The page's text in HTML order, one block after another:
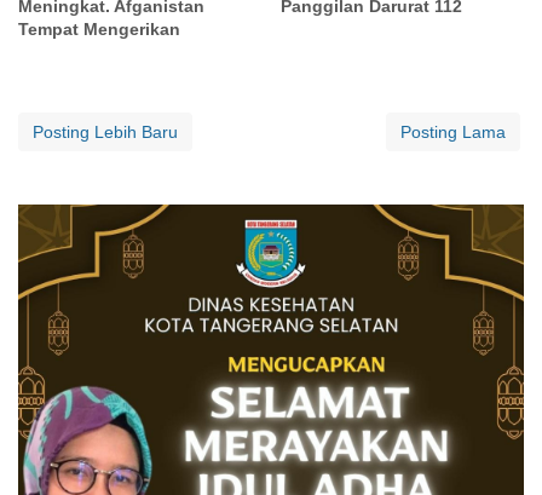
Meningkat. Afganistan
Tempat Mengerikan
Panggilan Darurat 112
Posting Lebih Baru Posting Lama